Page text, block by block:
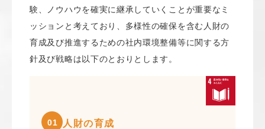
験、ノウハウを確実に継承していくことが重要なミ
ッションと考えており、多様性の確保を含む人財の
育成及び推進するための社内環境整備等に関する方
針及び戦略は以下のとおりとします。
01 人財の育成